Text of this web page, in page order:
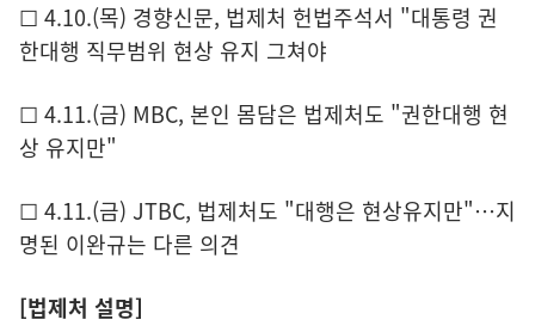
☐ 4.10.(목) 경향신문, 법제처 헌법주석서 "대통령 권
한대행 직무범위 현상 유지 그쳐야
☐ 4.11.(금) MBC, 본인 몸담은 법제처도 "권한대행 현
상 유지만"
☐ 4.11.(금) JTBC, 법제처도 "대행은 현상유지만"…지
명된 이완규는 다른 의견
[법제처 설명]